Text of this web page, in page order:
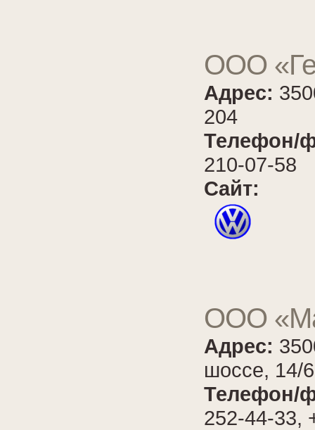
ООО
Адрес:
204
Телефон/
210-07-58
Сайт:
ООО
Адрес:
шоссе, 14/6
Телефон/
252-44-33,